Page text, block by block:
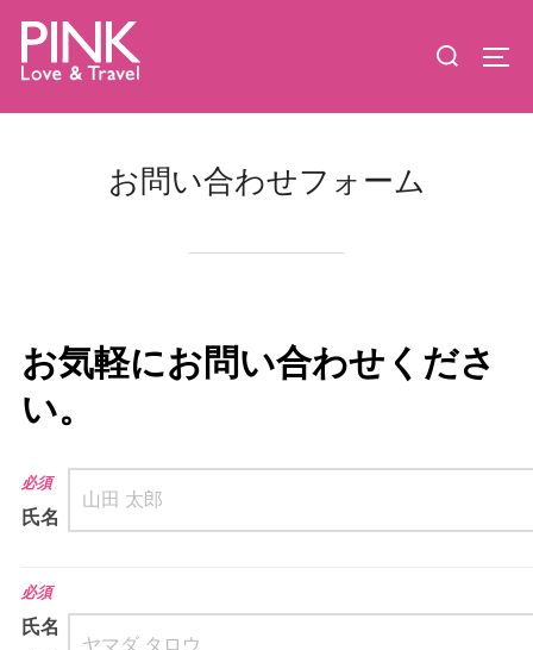
ン
検
対
サ
お問い合わせフォーム
お気軽にお問い合わせくださ
い。
必須
氏名
必須
氏名